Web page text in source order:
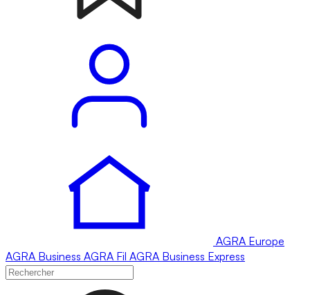
AGRA Europe
AGRA Business AGRA Fil AGRA Business Express